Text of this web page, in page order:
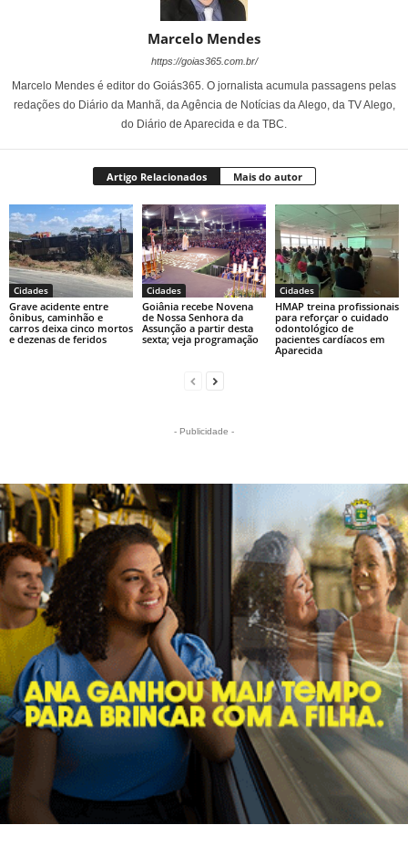
Marcelo Mendes
https://goias365.com.br/
Marcelo Mendes é editor do Goiás365. O jornalista acumula passagens pelas
redações do Diário da Manhã, da Agência de Notícias da Alego, da TV Alego,
do Diário de Aparecida e da TBC.
Artigo Relacionados Mais do autor
Cidades
Grave acidente entre
ônibus, caminhão e
carros deixa cinco mortos
e dezenas de feridos
Cidades
Goiânia recebe Novena
de Nossa Senhora da
Assunção a partir desta
sexta; veja programação
Cidades
HMAP treina profissionais
para reforçar o cuidado
odontológico de
pacientes cardíacos em
Aparecida
- Publicidade -